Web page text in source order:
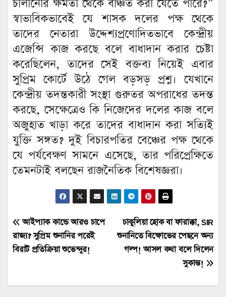
চালানোর ক্ষমতা থেকে বঞ্চিত করা যেতে পারে?”
স্বাভাবিকভাবেই যে শাসক দলের পক্ষ থেকে
তাদের নেতারা উদ্দেশ্যপ্রণোদিতভাবে কেন্দ্রীয়
এজেন্সি কাজ করছে বলে বাধাদান করার চেষ্টা
করেছিলেন, তাদের সেই বক্তব্য নিয়েই এবার
সুপ্রিম কোর্টে উঠে গেল বড়সড় প্রশ্ন। যেখানে
কেন্দ্রীয় তদন্তকারী সংস্থা গুরুতর অপরাধের তদন্ত
করছে, সেক্ষেত্রেও কি নিজেদের দলের কাজ বলে
অজুহাত খাড়া করে তাদের বাধাদান করা সত্যিই
যুক্তি সঙ্গত? দুই বিচারপতির বেঞ্চের পক্ষ থেকে
যে পর্যবেক্ষণ সামনে এসেছে, তার পরিপ্রেক্ষিতে
তেমনটাই বলছেন রাজনৈতিক বিশেষজ্ঞরা।
Post
navigation
চাকুলিয়া হোক বা ফারাক্কা, SIR
শুনানিতে বিক্ষোভের পেছনে অন্য
গল্প! আসল কথা বলে দিলেন
সুকান্ত!
আইপ্যাক কান্ডে আরও চাপে
রাজ্য? সুপ্রিম শুনানির পরেই
বিরাট প্রতিক্রিয়া শুভেন্দুর!